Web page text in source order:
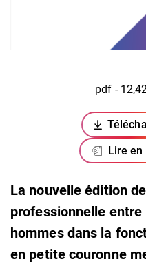
pdf -
Lire en
La nouvelle édition
professionnelle
hommes dans la
en petite couronne